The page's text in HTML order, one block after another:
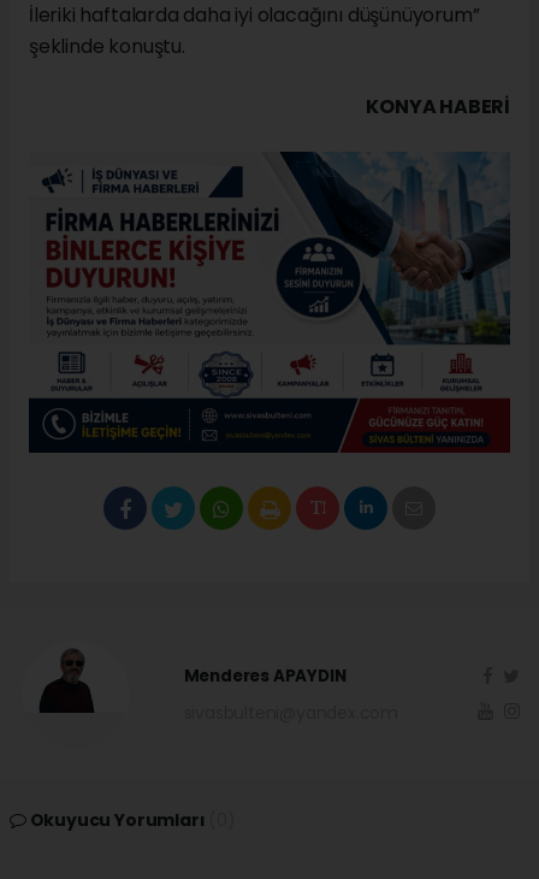
İleriki haftalarda daha iyi olacağını düşünüyorum”
şeklinde konuştu.
KONYA HABERİ
Menderes APAYDIN
Okuyucu Yorumları